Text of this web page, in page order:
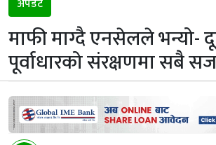
माफी माग्दै एनसेलले भन्यो-
पूर्वाधारको संरक्षणमा सबै